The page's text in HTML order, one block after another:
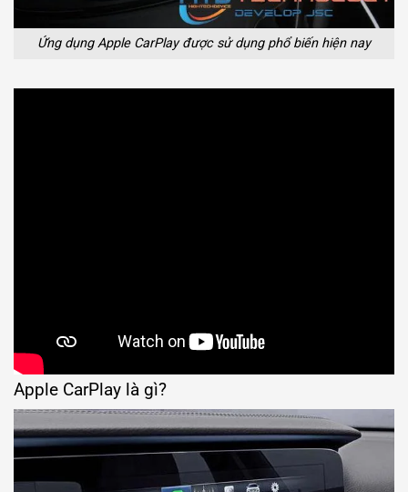
Ứng dụng Apple CarPlay được sử dụng phổ biến hiện nay
Apple CarPlay là gì?